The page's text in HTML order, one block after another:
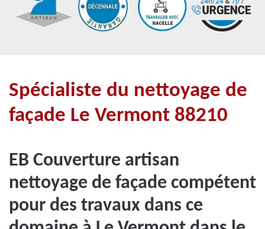
Spécialiste du nettoyage de
façade Le Vermont 88210
EB Couverture artisan
nettoyage de façade compétent
pour des travaux dans ce